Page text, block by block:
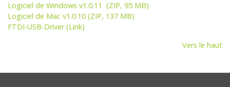
Logiciel de Windows v1.0.11 (ZIP, 95 MB)
Logiciel de Mac v1.0.10 (ZIP, 137 MB)
FTDI-USB-Driver (Link)
Vers le haut